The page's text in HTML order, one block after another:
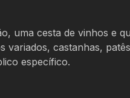
uma cesta de vinhos e
castanhas,
específico.